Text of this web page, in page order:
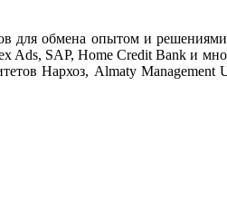
для обмена опытом и
Ads, SAP, Home Credit Bank и
Нархоз, Almaty Management